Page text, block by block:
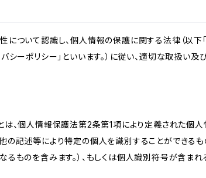
ついて認識し、個人情報の保護に関する法律（以下「
シーポリシー」といいます。）に従い、適切な取扱い及
は、個人情報保護法第2条第1項により定義された個
の記述等により特定の個人を識別することができるも
ものを含みます。）、もしくは個人識別符号が含まれ